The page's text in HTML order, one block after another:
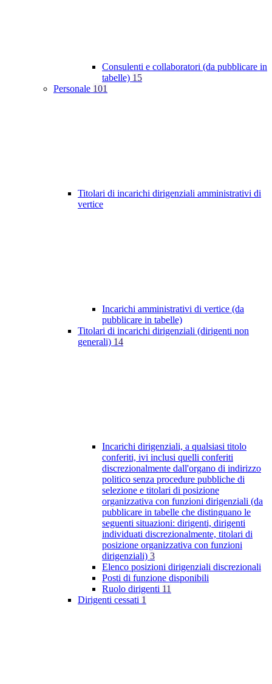
Consulenti e collaboratori (da pubblicare in
tabelle) 15
Personale 101
Titolari di incarichi dirigenziali amministrativi di
vertice
Incarichi amministrativi di vertice (da
pubblicare in tabelle)
Titolari di incarichi dirigenziali (dirigenti non
generali) 14
Incarichi dirigenziali, a qualsiasi titolo
conferiti, ivi inclusi quelli conferiti
discrezionalmente dall'organo di indirizzo
politico senza procedure pubbliche di
selezione e titolari di posizione
organizzativa con funzioni dirigenziali (da
pubblicare in tabelle che distinguano le
seguenti situazioni: dirigenti, dirigenti
individuati discrezionalmente, titolari di
posizione organizzativa con funzioni
dirigenziali) 3
Elenco posizioni dirigenziali discrezionali
Posti di funzione disponibili
Ruolo dirigenti 11
Dirigenti cessati 1